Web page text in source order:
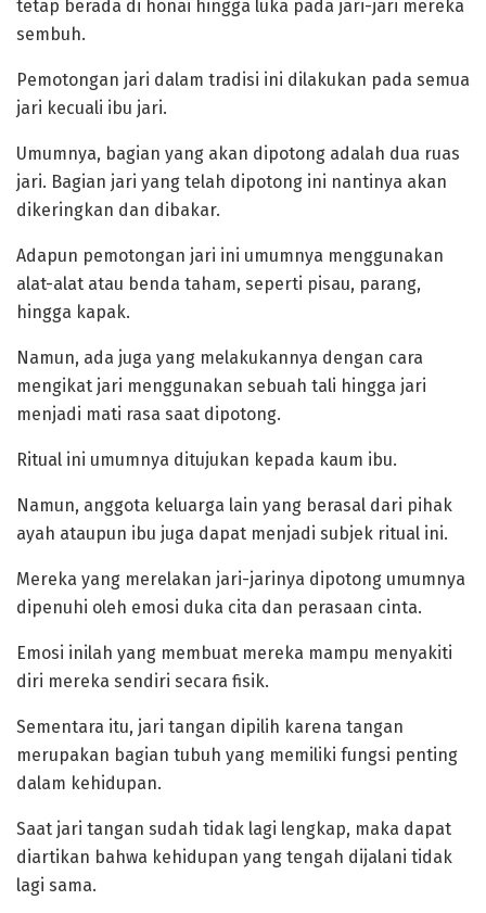
tetap berada di honai hingga luka pada jari-jari mereka
sembuh.
Pemotongan jari dalam tradisi ini dilakukan pada semua
jari kecuali ibu jari.
‎Umumnya, bagian yang akan dipotong adalah dua ruas
jari. Bagian jari yang telah dipotong ini nantinya akan
dikeringkan dan dibakar.
‎Adapun pemotongan jari ini umumnya menggunakan
alat-alat atau benda taham, seperti pisau, parang,
hingga kapak.
Namun, ada juga yang melakukannya dengan cara
mengikat jari menggunakan sebuah tali hingga jari
menjadi mati rasa saat dipotong.
‎Ritual ini umumnya ditujukan kepada kaum ibu.
Namun, anggota keluarga lain yang berasal dari pihak
ayah ataupun ibu juga dapat menjadi subjek ritual ini.
‎Mereka yang merelakan jari-jarinya dipotong umumnya
dipenuhi oleh emosi duka cita dan perasaan cinta.
Emosi inilah yang membuat mereka mampu menyakiti
diri mereka sendiri secara fisik.
‎Sementara itu, jari tangan dipilih karena tangan
merupakan bagian tubuh yang memiliki fungsi penting
dalam kehidupan.
Saat jari tangan sudah tidak lagi lengkap, maka dapat
diartikan bahwa kehidupan yang tengah dijalani tidak
lagi sama.